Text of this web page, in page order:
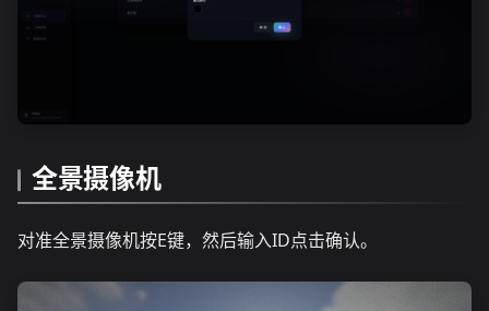
全景摄像机
对准全景摄像机按E键，然后输入ID点击确认。